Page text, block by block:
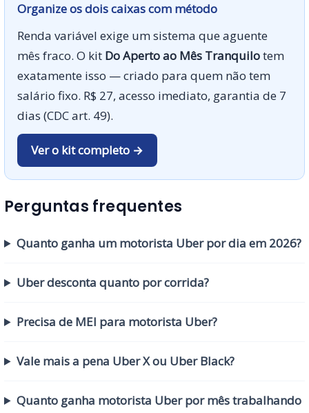
Organize os dois caixas com método
Renda variável exige um sistema que aguente
mês fraco. O kit Do Aperto ao Mês Tranquilotem
exatamente isso — criado para quem não tem
salário fixo. R$ 27, acesso imediato, garantia de 7
dias (CDC art. 49).
Ver o kit completo →
Perguntas frequentes
Quanto ganha um motorista Uber por dia em 2026?
Uber desconta quanto por corrida?
Precisa de MEI para motorista Uber?
Vale mais a pena Uber X ou Uber Black?
Quanto ganha motorista Uber por mês trabalhando